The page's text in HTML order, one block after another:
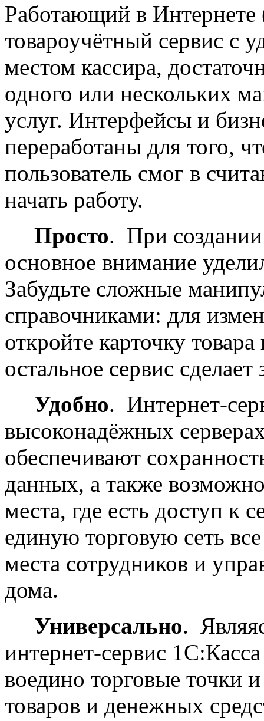
Работающий в Интернете
товароучётный сервис с
местом кассира,
одного или нескольких
услуг. Интерфейсы и
переработаны для того,
пользователь смог в
начать работу.
Просто. При создании
основное внимание
Забудьте сложные
справочниками: для
откройте карточку
остальное сервис сделает
Удобно. Интернет-
высоконадёжных
обеспечивают
данных, а также
места, где есть доступ к
единую торговую сеть
места сотрудников и
дома.
Универсально.
интернет-сервис 1С:Касса
воедино торговые точки
товаров и денежных